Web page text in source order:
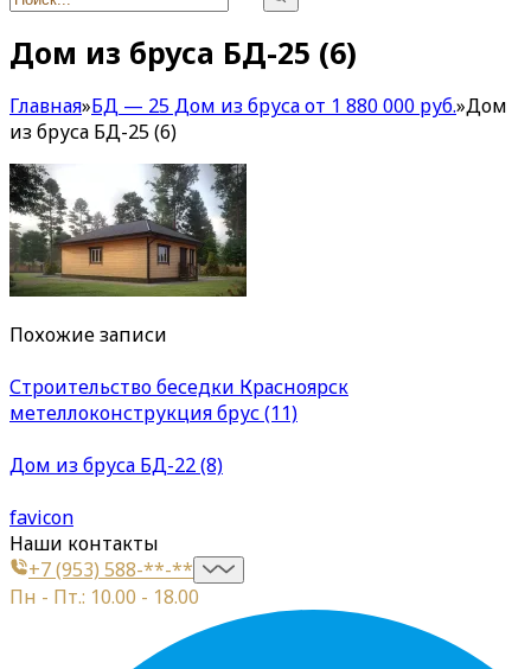
Дом из бруса БД-25 (6)
Главная»БД — 25 Дом из бруса от 1 880 000 руб.»Дом
из бруса БД-25 (6)
Похожие записи
Строительство беседки Красноярск
метеллоконструкция брус (11)
Дом из бруса БД-22 (8)
favicon
Наши контакты
+7 (953) 588-**-**
Пн - Пт.: 10.00 - 18.00